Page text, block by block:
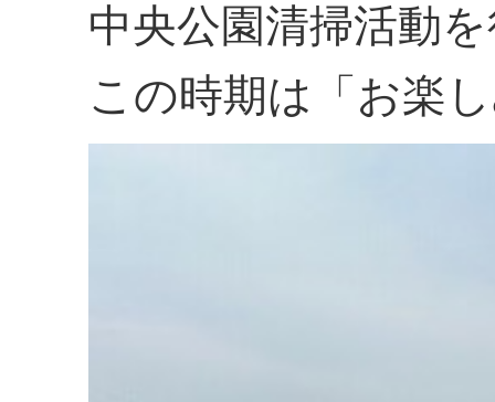
中央公園清掃活動
この時期は「お楽